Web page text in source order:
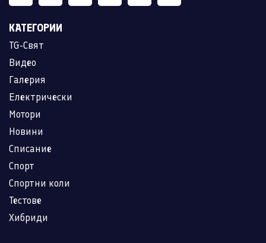
КАТЕГОРИИ
TG-Свят
Видео
Галерия
Електрически
Мотори
Новини
Списание
Спорт
Спортни коли
Тестове
Хибриди